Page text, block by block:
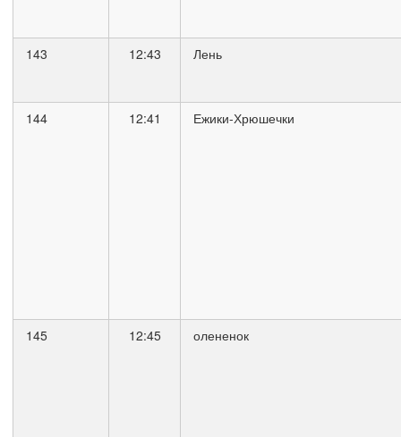
143 12:43 Лень
144 12:41 Ежики-Хрюшечки
145 12:45 олененок